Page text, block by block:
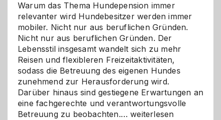
Warum das Thema Hundepension immer
relevanter wird Hundebesitzer werden immer
mobiler. Nicht nur aus beruflichen Gründen.
Nicht nur aus beruflichen Gründen. Der
Lebensstil insgesamt wandelt sich zu mehr
Reisen und flexibleren Freizeitaktivitäten,
sodass die Betreuung des eigenen Hundes
zunehmend zur Herausforderung wird.
Darüber hinaus sind gestiegene Erwartungen an
eine fachgerechte und verantwortungsvolle
Betreuung zu beobachten.…Betreuung
weiterlesen